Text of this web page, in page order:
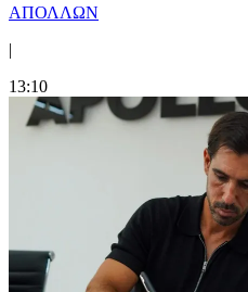
ΑΠΟΛΛΩΝ
|
13:10